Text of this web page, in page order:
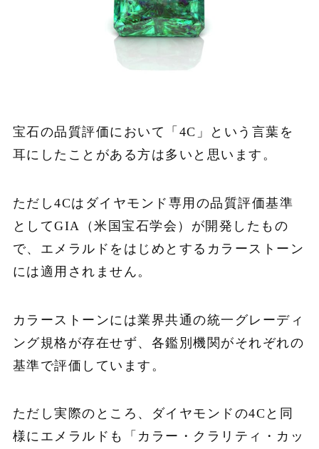
宝石の品質評価において「4C」という言葉を
耳にしたことがある方は多いと思います。
ただし4Cはダイヤモンド専用の品質評価基準
としてGIA（米国宝石学会）が開発したもの
で、エメラルドをはじめとするカラーストーン
には適用されません。
カラーストーンには業界共通の統一グレーディ
ング規格が存在せず、各鑑別機関がそれぞれの
基準で評価しています。
ただし実際のところ、ダイヤモンドの4Cと同
様にエメラルドも「カラー・クラリティ・カッ